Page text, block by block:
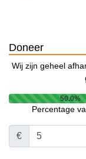
Doneer
Wij zijn geheel
50.0%
Percentage
€